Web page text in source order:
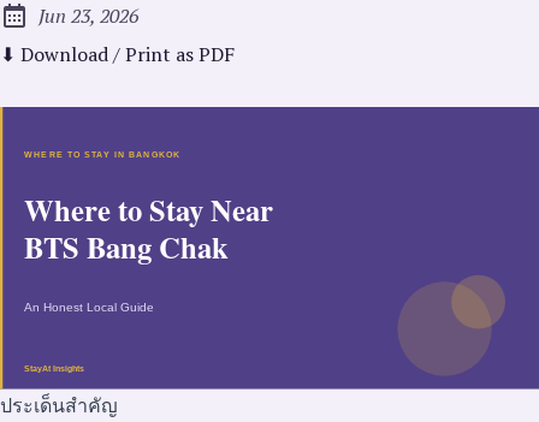
Published:
Jun 23, 2026
⬇ Download / Print as PDF
ประเด็นสำคัญ